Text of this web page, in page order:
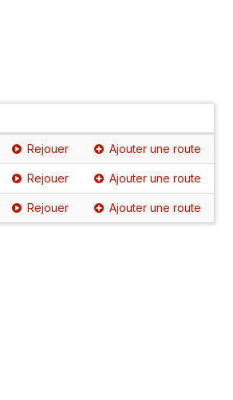
Rejouer Ajouter une route
Rejouer Ajouter une route
Rejouer Ajouter une route